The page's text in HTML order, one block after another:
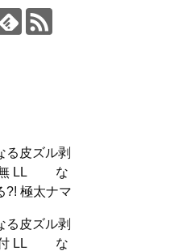
る皮ズル剥
無 LL な
?! 極太ナマ
る皮ズル剥
付 LL な